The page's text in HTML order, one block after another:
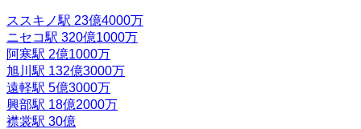
ススキノ駅 23億4000万
ニセコ駅 320億1000万
阿寒駅 2億1000万
旭川駅 132億3000万
遠軽駅 5億3000万
興部駅 18億2000万
襟裳駅 30億